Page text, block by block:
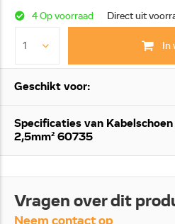
4 Op voorraad Direct uit
In
Geschikt voor:
Specificaties van
2,5mm² 60735
Vragen over dit
Neem contact op